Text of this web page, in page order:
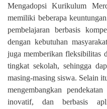
Mengadopsi Kurikulum
memiliki beberapa
pembelajaran berbasis
dengan kebutuhan
juga memberikan fleksibilitas
tingkat sekolah, sehingga
masing-masing siswa. Selain
mengembangkan
inovatif, dan berbasis